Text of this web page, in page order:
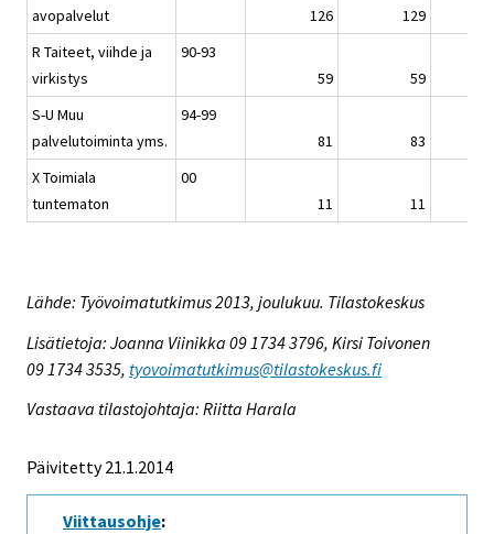
avopalvelut
126
129
R Taiteet, viihde ja
virkistys
90-93
59
59
S-U Muu
palvelutoiminta yms.
94-99
81
83
X Toimiala
tuntematon
00
11
11
Lähde: Työvoimatutkimus 2013, joulukuu. Tilastokeskus
Lisätietoja: Joanna Viinikka 09 1734 3796, Kirsi Toivonen
09 1734 3535, tyovoimatutkimus@tilastokeskus.fi
Vastaava tilastojohtaja: Riitta Harala
Päivitetty 21.1.2014
Viittausohje: